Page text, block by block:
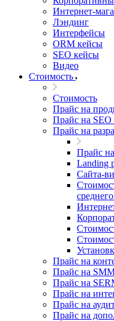
Интернет-
Лэндинг
Интерфейсы
ORM кейсы
SEO кейсы
Видео
Стоимость
Стоимость
Прайс на
Прайс на
Прайс на
Прайс
Landing
Cайта-
Прайс на
Прайс на
Прайс на
Прайс на
Прайс на
Прайс на